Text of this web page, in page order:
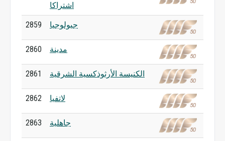
اشتراكا
2859 جيولوجيا
2860 مدينة
2861 الكنيسة الأرثوذكسية الشرقية
2862 لاتفيا
2863 جاهلية